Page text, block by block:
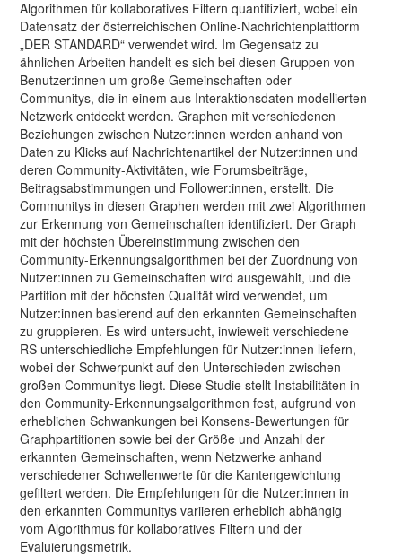
Algorithmen für kollaboratives Filtern quantifiziert, wobei ein
Datensatz der österreichischen Online-Nachrichtenplattform
„DER STANDARD“ verwendet wird. Im Gegensatz zu
ähnlichen Arbeiten handelt es sich bei diesen Gruppen von
Benutzer:innen um große Gemeinschaften oder
Communitys, die in einem aus Interaktionsdaten modellierten
Netzwerk entdeckt werden. Graphen mit verschiedenen
Beziehungen zwischen Nutzer:innen werden anhand von
Daten zu Klicks auf Nachrichtenartikel der Nutzer:innen und
deren Community-Aktivitäten, wie Forumsbeiträge,
Beitragsabstimmungen und Follower:innen, erstellt. Die
Communitys in diesen Graphen werden mit zwei Algorithmen
zur Erkennung von Gemeinschaften identifiziert. Der Graph
mit der höchsten Übereinstimmung zwischen den
Community-Erkennungsalgorithmen bei der Zuordnung von
Nutzer:innen zu Gemeinschaften wird ausgewählt, und die
Partition mit der höchsten Qualität wird verwendet, um
Nutzer:innen basierend auf den erkannten Gemeinschaften
zu gruppieren. Es wird untersucht, inwieweit verschiedene
RS unterschiedliche Empfehlungen für Nutzer:innen liefern,
wobei der Schwerpunkt auf den Unterschieden zwischen
großen Communitys liegt. Diese Studie stellt Instabilitäten in
den Community-Erkennungsalgorithmen fest, aufgrund von
erheblichen Schwankungen bei Konsens-Bewertungen für
Graphpartitionen sowie bei der Größe und Anzahl der
erkannten Gemeinschaften, wenn Netzwerke anhand
verschiedener Schwellenwerte für die Kantengewichtung
gefiltert werden. Die Empfehlungen für die Nutzer:innen in
den erkannten Communitys variieren erheblich abhängig
vom Algorithmus für kollaboratives Filtern und der
Evaluierungsmetrik.